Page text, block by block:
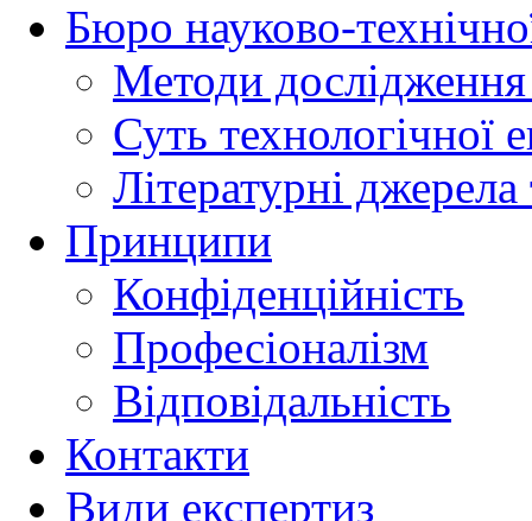
Бюро науково-
Методи
Суть технологічної
Літературні джерела
Принципи
Конфіденційність
Професіоналізм
Відповідальність
Контакти
Види експертиз